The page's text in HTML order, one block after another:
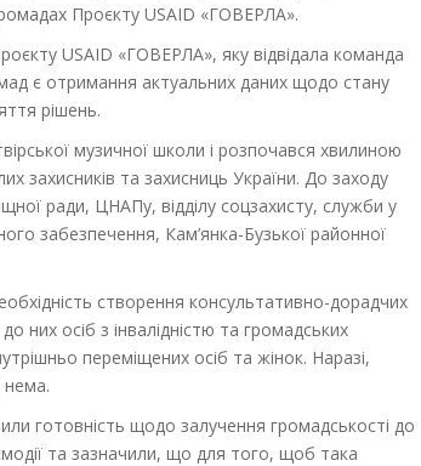
Проєкту USAID «ГОВЕРЛА».
USAID «ГОВЕРЛА», яку відвідала команда
є отримання актуальних даних щодо стану
рішень.
музичної школи і розпочався хвилиною
захисників та захисниць України. До заходу
ради, ЦНАПу, відділу соцзахисту, служби у
забезпечення, Кам’янка-Бузької районної
створення консультативно-дорадчих
них осіб з інвалідністю та громадських
переміщених осіб та жінок. Наразі,
нема.
щодо залучення громадськості до
та зазначили, що для того, щоб така